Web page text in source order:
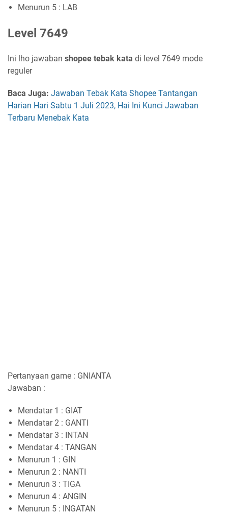
Menurun 5 : LAB
Level 7649
Ini lho jawaban shopee tebak kata di level 7649 mode
reguler
Baca Juga: Jawaban Tebak Kata Shopee Tantangan
Harian Hari Sabtu 1 Juli 2023, Hai Ini Kunci Jawaban
Terbaru Menebak Kata
Pertanyaan game : GNIANTA
Jawaban :
Mendatar 1 : GIAT
Mendatar 2 : GANTI
Mendatar 3 : INTAN
Mendatar 4 : TANGAN
Menurun 1 : GIN
Menurun 2 : NANTI
Menurun 3 : TIGA
Menurun 4 : ANGIN
Menurun 5 : INGATAN